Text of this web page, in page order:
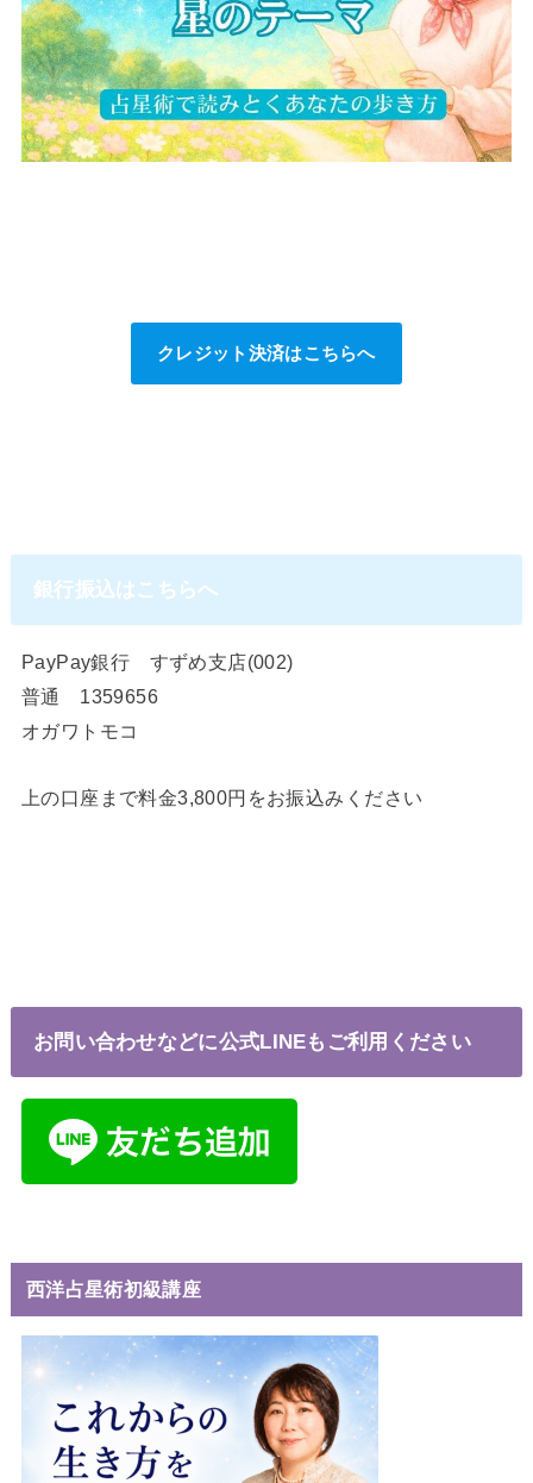
クレジット決済はこちらへ
銀行振込はこちらへ
PayPay銀行 すずめ支店(002)
普通 1359656
オガワトモコ
上の口座まで料金3,800円をお振込みください
お問い合わせなどに公式LINEもご利用ください
西洋占星術初級講座